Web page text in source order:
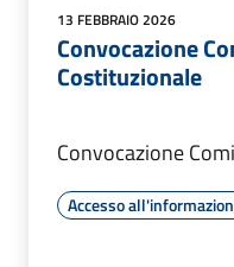
13 FEBBRAIO 2026
Convocazione
Costituzionale
Convocazione
Accesso